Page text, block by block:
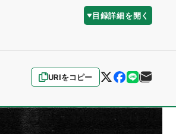
目録詳細を開く
URIをコピー